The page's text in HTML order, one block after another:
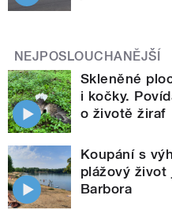
NEJPOSLOUCHANĚJŠÍ
Skleněné
i kočky.
o životě žiraf
Koupání s
plážový život
Barbora